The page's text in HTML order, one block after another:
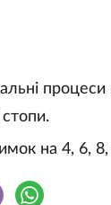
процеси
на 4, 6,